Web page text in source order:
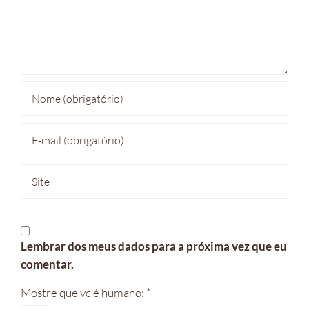
Lembrar dos meus dados para a próxima vez que eu
comentar.
Mostre que vc é humano: *